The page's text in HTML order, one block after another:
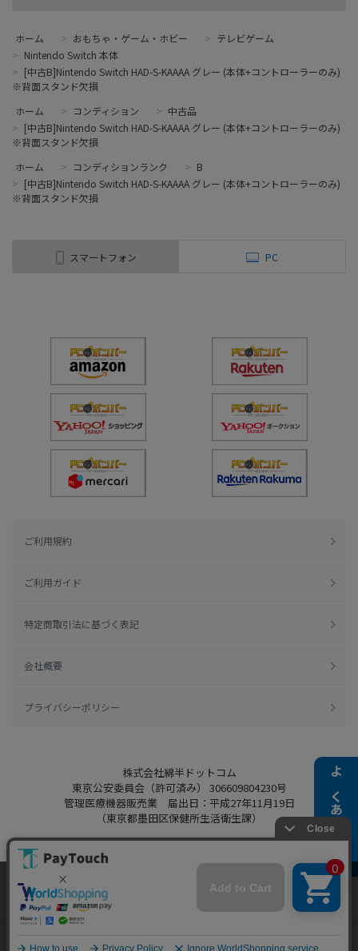
よくある質問
ホーム > おもちゃ・ゲーム・ホビー > テレビゲーム
> Nintendo Switch 本体
> [中古B]Nintendo Switch HAD-S-KAAAA グレー (本体+コントローラーのみ)
※背面スタンド欠損
ホーム
> コンディション > 中古品
> [中古B]Nintendo Switch HAD-S-KAAAA グレー (本体+コントローラーのみ)
※背面スタンド欠損
ホーム
> コンディションランク > B
> [中古B]Nintendo Switch HAD-S-KAAAA グレー (本体+コントローラーのみ)
※背面スタンド欠損
スマートフォン PC
ご利用規約
ご利用ガイド
特定商取引法に基づく表記
会社概要
プライバシーポリシー
株式会社綿半ドットコム
東京公安委員会（許可済み） 306609804230号
管理医療機器販売業 届出日：平成27年11月19日
（東京都墨田区保健所生活衛生課）
Copyright 2022
Powered by Watahan Partners Co., Ltd.
当ウェブサイトでは、お客様により良いサービス
をご提供するため、クッキーを利用しています。
サイト利用を継続することにより、クッキーの使
同意する